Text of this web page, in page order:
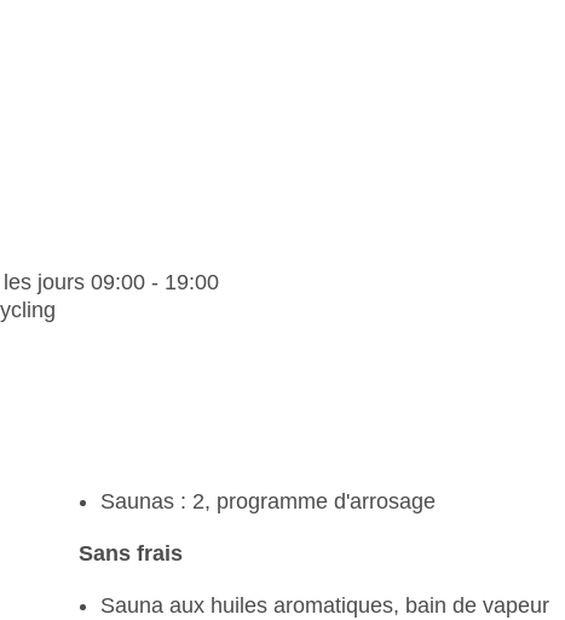
jours 09:00 - 19:00
Saunas : 2, programme d'arrosage
Sans frais
Sauna aux huiles aromatiques, bain de vapeur